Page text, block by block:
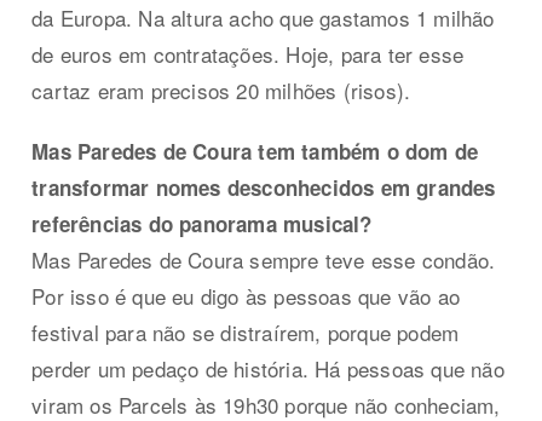
da Europa. Na altura acho que gastamos 1 milhão
de euros em contratações. Hoje, para ter esse
cartaz eram precisos 20 milhões (risos).
Mas Paredes de Coura tem também o dom de
transformar nomes desconhecidos em grandes
referências do panorama musical?
Mas Paredes de Coura sempre teve esse condão.
Por isso é que eu digo às pessoas que vão ao
festival para não se distraírem, porque podem
perder um pedaço de história. Há pessoas que não
viram os Parcels às 19h30 porque não conheciam,